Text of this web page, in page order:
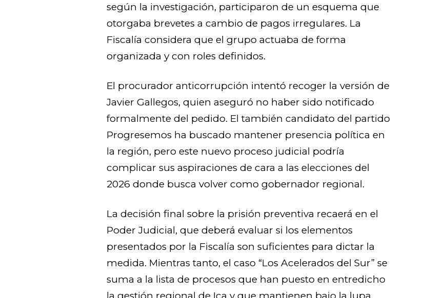
según la investigación, participaron de un esquema que
otorgaba brevetes a cambio de pagos irregulares. La
Fiscalía considera que el grupo actuaba de forma
organizada y con roles definidos.
El procurador anticorrupción intentó recoger la versión de
Javier Gallegos, quien aseguró no haber sido notificado
formalmente del pedido. El también candidato del partido
Progresemos ha buscado mantener presencia política en
la región, pero este nuevo proceso judicial podría
complicar sus aspiraciones de cara a las elecciones del
2026 donde busca volver como gobernador regional.
La decisión final sobre la prisión preventiva recaerá en el
Poder Judicial, que deberá evaluar si los elementos
presentados por la Fiscalía son suficientes para dictar la
medida. Mientras tanto, el caso “Los Acelerados del Sur” se
suma a la lista de procesos que han puesto en entredicho
la gestión regional de Ica y que mantienen bajo la lupa